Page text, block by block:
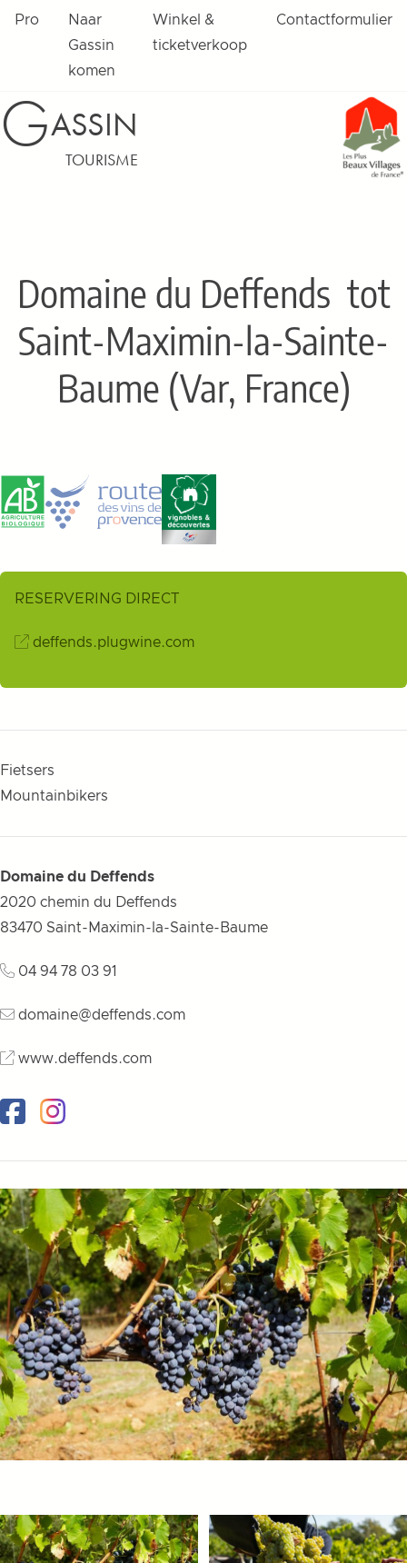
Pro
Naar
Gassin
komen
Winkel &
ticketverkoop
Contactformulier
GASSIN
TOURISME
Domaine du Deffends tot
Saint-Maximin-la-Sainte-
Baume (Var, France)
RESERVERING DIRECT
deffends.plugwine.com
Fietsers
Mountainbikers
Domaine du Deffends
2020 chemin du Deffends
83470 Saint-Maximin-la-Sainte-Baume
04 94 78 03 91
domaine@deffends.com
www.deffends.com
FacebookInstagram